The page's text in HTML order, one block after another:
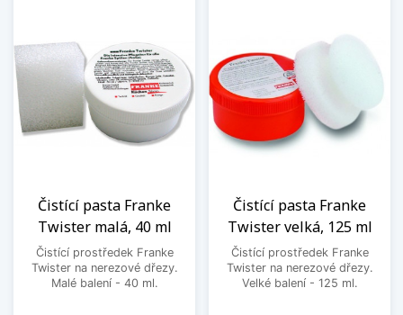
Čistící pasta Franke
Twister malá, 40 ml
Čistící prostředek Franke
Twister na nerezové dřezy.
Malé balení - 40 ml.
Čistící pasta Franke
Twister velká, 125 ml
Čistící prostředek Franke
Twister na nerezové dřezy.
Velké balení - 125 ml.